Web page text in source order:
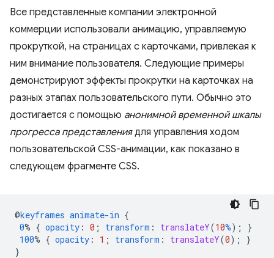
Все представленные компании электронной
коммерции использовали анимацию, управляемую
прокруткой, на страницах с карточками, привлекая к
ним внимание пользователя. Следующие примеры
демонстрируют эффекты прокрутки на карточках на
разных этапах пользовательского пути. Обычно это
достигается с помощью анонимной временной шкалы
прогресса представлениядля управления ходом
пользовательской CSS-анимации, как показано в
следующем фрагменте CSS.
@keyframes animate-in {
0% { opacity : 0 ; transform : translateY(10%);
}
100% { opacity : 1 ; transform : translateY(0);
}
}